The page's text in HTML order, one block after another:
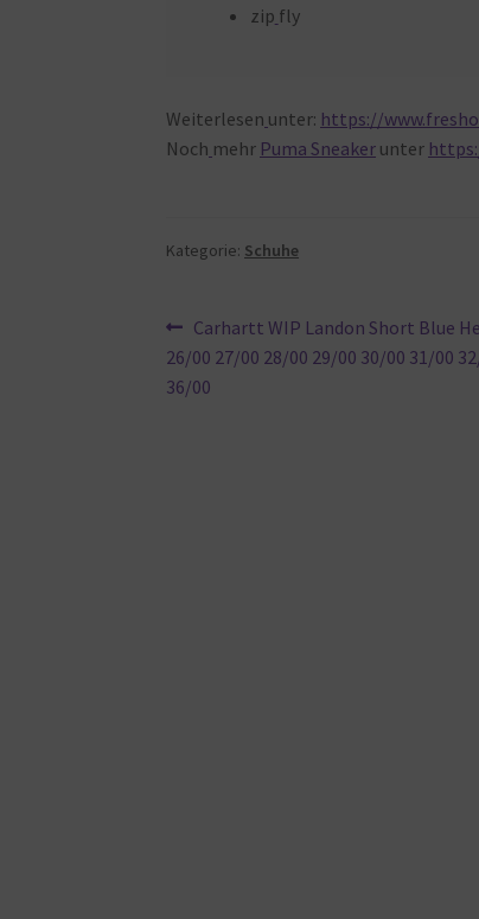
zip fly
Weiterlesen unter: https://
Noch mehr Puma Sneaker unter
Kategorie: Schuhe
Beitragsnavigation
Vorheriger
Beitrag:
Carhartt WIP Landon Short Blue
26/00 27/00 28/00 29/00 30/00 31/00
36/00